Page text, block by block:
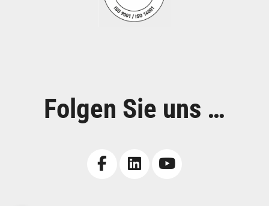
Folgen Sie uns …